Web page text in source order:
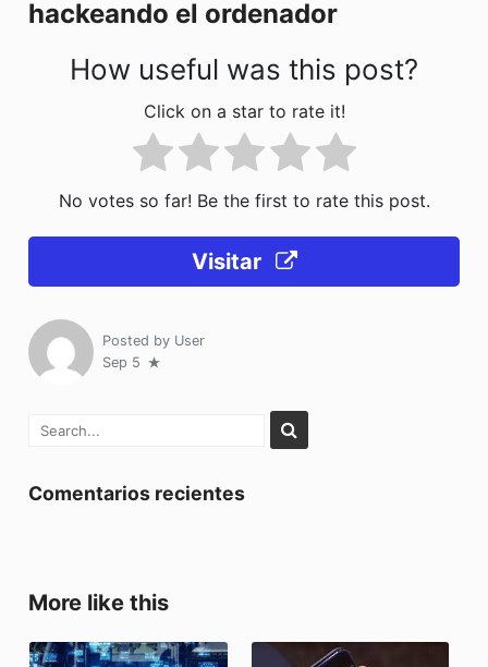
hackeando el ordenador
How useful was this post?
Click on a star to rate it!
No votes so far! Be the first to rate this post.
Visitar
Posted by User
Sep 5
Comentarios recientes
More like this